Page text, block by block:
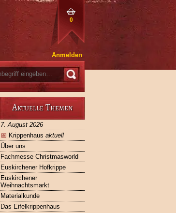
0
Anmelden
Aktuelle Themen
7. August 2026
📅 Krippenhaus aktuell
Über uns
Fachmesse Christmasworld
Euskirchener Hofkrippe
Euskirchener
Weihnachtsmarkt
Materialkunde
Das Eifelkrippenhaus